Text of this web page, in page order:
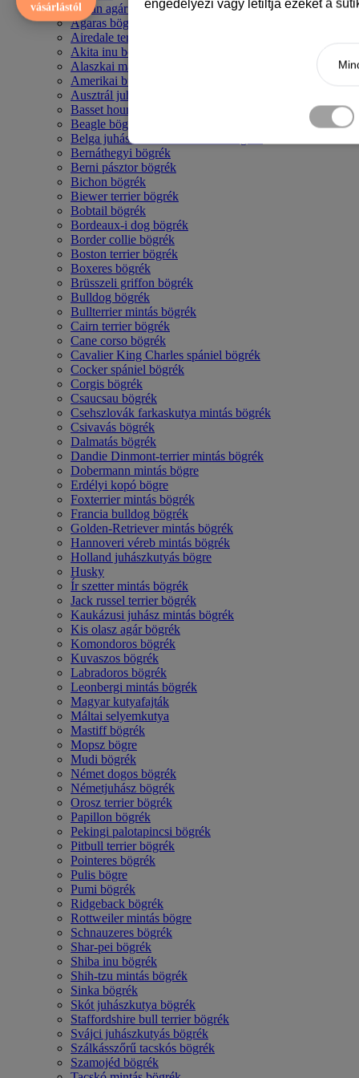
Afgán agár bögrék
Agaras bögrék
Airedale terrier mintás bögre
Akita inu bögrék
Alaszkai malamut bögrék
Amerikai bulldog mintás bögrék
Ausztrál juhászkutya bögrék
Basset hound mintás bögrék
Beagle bögrék
Belga juhász - malinois mintás bögrék
Bernáthegyi bögrék
Berni pásztor bögrék
Bichon bögrék
Biewer terrier bögrék
Bobtail bögrék
Bordeaux-i dog bögrék
Border collie bögrék
Boston terrier bögrék
Boxeres bögrék
Brüsszeli griffon bögrék
Bulldog bögrék
Bullterrier mintás bögrék
Cairn terrier bögrék
Cane corso bögrék
Cavalier King Charles spániel bögrék
Cocker spániel bögrék
Corgis bögrék
Csaucsau bögrék
Csehszlovák farkaskutya mintás bögrék
Csivavás bögrék
Dalmatás bögrék
Dandie Dinmont-terrier mintás bögrék
Dobermann mintás bögre
Erdélyi kopó bögre
Foxterrier mintás bögrék
Francia bulldog bögrék
Golden-Retriever mintás bögrék
Hannoveri véreb mintás bögrék
Holland juhászkutyás bögre
Husky
Ír szetter mintás bögrék
Jack russel terrier bögrék
Kaukázusi juhász mintás bögrék
Kis olasz agár bögrék
Komondoros bögrék
Kuvaszos bögrék
Labradoros bögrék
Leonbergi mintás bögrék
Magyar kutyafajták
Máltai selyemkutya
Mastiff bögrék
Mopsz bögre
Mudi bögrék
Német dogos bögrék
Németjuhász bögrék
Orosz terrier bögrék
Papillon bögrék
Pekingi palotapincsi bögrék
Pitbull terrier bögrék
Pointeres bögrék
Pulis bögre
Pumi bögrék
Ridgeback bögrék
Rottweiler mintás bögre
Schnauzeres bögrék
Shar-pei bögrék
Shiba inu bögrék
Shih-tzu mintás bögrék
Sinka bögrék
Skót juhászkutya bögrék
Staffordshire bull terrier bögrék
Svájci juhászkutyás bögrék
Szálkásszőrű tacskós bögrék
Szamojéd bögrék
vásárlástól
engedélyezi vagy letiltja ezeket a